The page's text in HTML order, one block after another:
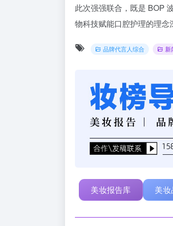
此次强强联合，既是 BOP
物科技赋能口腔护理的理念
品牌代言人综合 新
美妆报告库 美